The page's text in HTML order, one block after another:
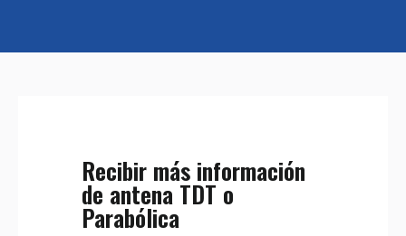
Recibir más información
de antena TDT o
Parabólica